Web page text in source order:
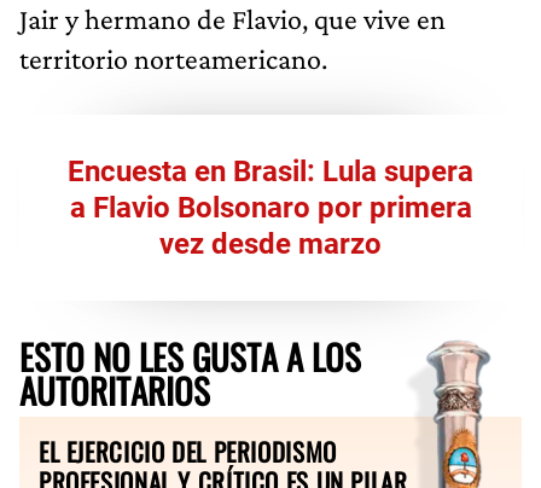
Jair y hermano de Flavio, que vive en
territorio norteamericano.
Encuesta en Brasil: Lula supera
a Flavio Bolsonaro por primera
vez desde marzo
ESTO NO LES GUSTA A LOS
AUTORITARIOS
EL EJERCICIO DEL PERIODISMO